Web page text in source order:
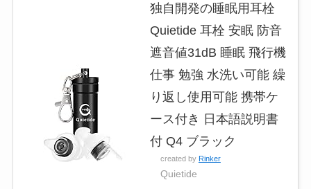
独自開発の睡眠用耳栓
Quietide 耳栓 安眠 防音
遮音値31dB 睡眠 飛行機
仕事 勉強 水洗い可能 繰
り返し使用可能 携帯ケ
ース付き 日本語説明書
付 Q4 ブラック
created by Rinker
Quietide